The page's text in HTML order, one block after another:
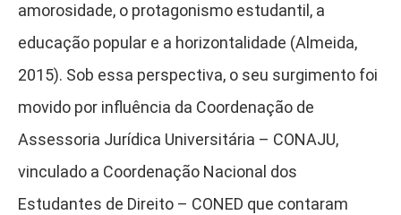
amorosidade, o protagonismo estudantil, a
educação popular e a horizontalidade (Almeida,
2015). Sob essa perspectiva, o seu surgimento foi
movido por influência da Coordenação de
Assessoria Jurídica Universitária – CONAJU,
vinculado a Coordenação Nacional dos
Estudantes de Direito – CONED que contaram